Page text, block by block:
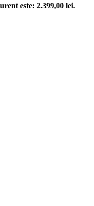
este: 2.399,00 lei.